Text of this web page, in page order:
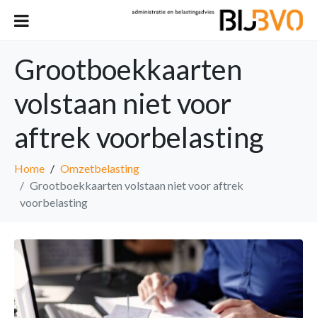
Grootboekkaarten
volstaan niet voor
aftrek voorbelasting
Home
Omzetbelasting
Grootboekkaarten volstaan niet voor aftrek
voorbelasting